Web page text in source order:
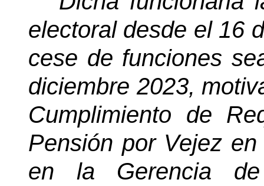
electoral desde el 16
cese de funciones
diciembre 2023,
Cumplimiento de
Pensión por Vejez
en la Gerencia